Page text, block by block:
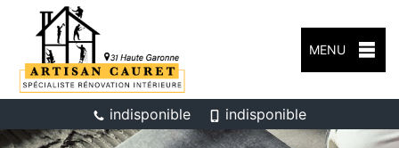
MENU
indisponible indisponible